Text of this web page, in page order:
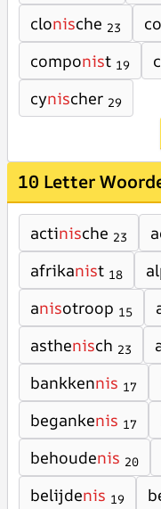
clonische 23
componist 19
cynischer 29
10 Letter
actinische 23
afrikanist 18
anisotroop 15
asthenisch 23
bankkennis 17
begankenis 17
behoudenis 20
belijdenis 19